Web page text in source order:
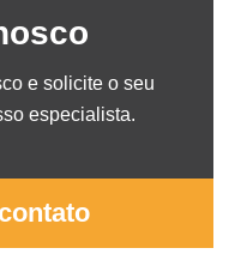
e solicite o seu
especialista.